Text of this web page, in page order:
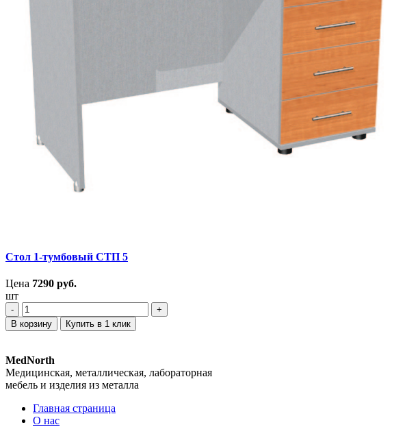
Стол 1-тумбовый СТП 5
Цена 7290 руб.
шт
‐
+
В корзину
Купить в 1 клик
MedNorth
Медицинская, металлическая, лабораторная
мебель и изделия из металла
Главная страница
О нас